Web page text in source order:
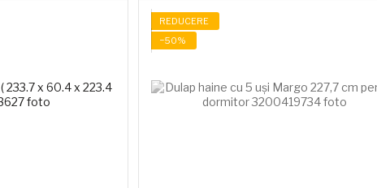
REDUCERE
−50%